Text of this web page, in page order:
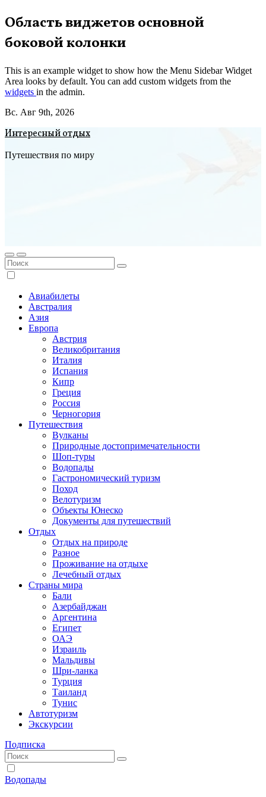
Перейти
к
содержимому
Область виджетов основной
боковой колонки
This is an example widget to show how the Menu Sidebar Widget
Area looks by default. You can add custom widgets from the
widgets in the admin.
Вс. Авг 9th, 2026
Интересный отдых
Путешествия по миру
Авиабилеты
Австралия
Азия
Европа
Австрия
Великобритания
Италия
Испания
Кипр
Греция
Россия
Черногория
Путешествия
Вулканы
Природные достопримечательности
Шоп-туры
Водопады
Гастрономический туризм
Поход
Велотуризм
Объекты Юнеско
Документы для путешествий
Отдых
Отдых на природе
Разное
Проживание на отдыхе
Лечебный отдых
Страны мира
Бали
Азербайджан
Аргентина
Египет
ОАЭ
Израиль
Мальдивы
Шри-ланка
Турция
Таиланд
Тунис
Автотуризм
Экскурсии
Подписка
Водопады